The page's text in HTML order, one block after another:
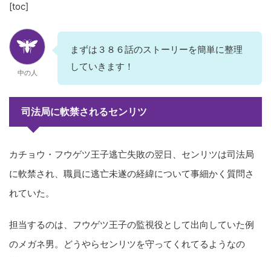
[toc]
中の人
まずは３８６話のストーリーを簡単に整理
していきます！
司法局に軟禁されるセンリツ
カチョウ・フウゲツ王子逃亡失敗の翌日、センリツは司法局
に軟禁され、職員に逃亡未遂の経緯について事細かく質問さ
れていた。
担当するのは、フウゲツ王子の監視役として出向していた例
のメガネ男。どうやらセンリツを守ってくれてるようなの